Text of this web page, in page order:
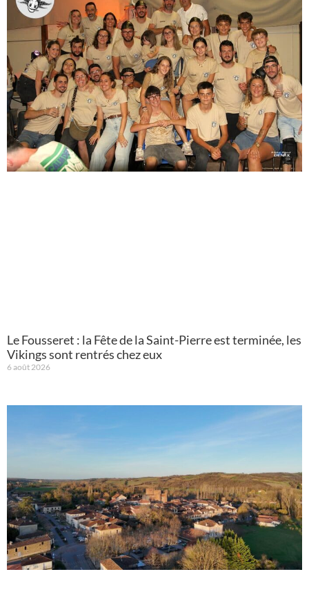
Le Fousseret : la Fête de la Saint-Pierre est terminée, les
Vikings sont rentrés chez eux
6 août 2026